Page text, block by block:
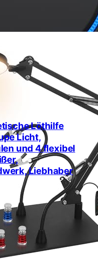
Löthilfe
Licht,
und 4 flexibel
Liebhaber